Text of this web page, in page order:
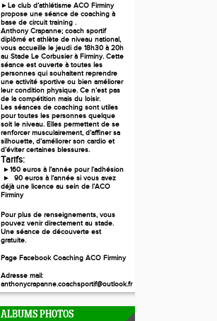
►Le club d’athlétisme ACO Firminy
propose une séance de coaching à
base de circuit training .
Anthony Crapanne; coach sportif
diplômé et athlète de niveau national,
vous accueille le jeudi de 18h30 à 20h
au Stade Le Corbusier à Firminy. Cette
séance est ouverte à toutes les
personnes qui souhaitent reprendre
une activité sportive ou bien améliorer
leur condition physique. Ce n’est pas
de la compétition mais du loisir.
Les séances de coaching sont utiles
pour toutes les personnes quelque
soit le niveau. Elles permettent de se
renforcer musculairement, d’affiner sa
silhouette, d’améliorer son cardio et
d’éviter certaines blessures.
Tarifs:
►160 euros à l’année pour l’adhésion
► 90 euros à l’année si vous avez
déjà une licence au sein de l’ACO
Firminy
Pour plus de renseignements, vous
pouvez venir directement au stade.
Une séance de découverte est
gratuite.
Page Facebook Coaching ACO Firminy
Adresse mail:
anthonycrapanne.coachsportif@outlook.fr
ALBUMS PHOTOS